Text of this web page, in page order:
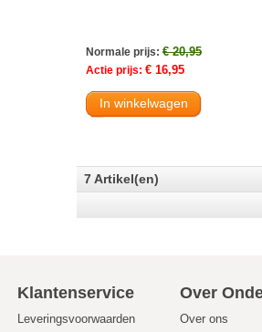
Normale prijs: € 20,95
Actie prijs: € 16,95
In winkelwagen
7 Artikel(en)
Klantenservice Over
Leveringsvoorwaarden
Over ons